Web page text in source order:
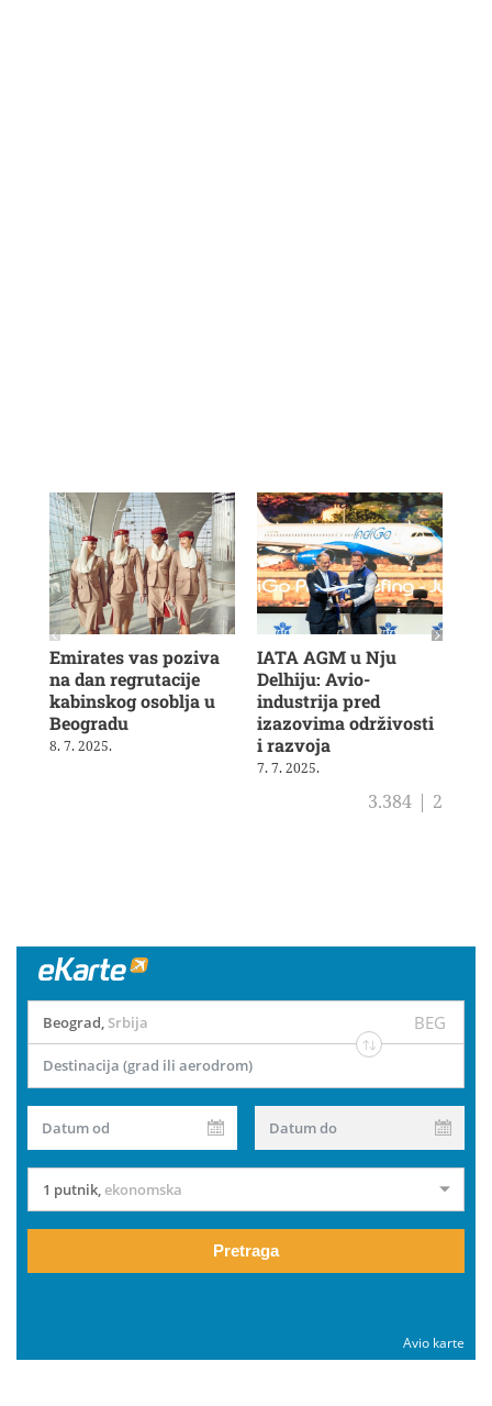
Emirates vas poziva
na dan regrutacije
kabinskog osoblja u
Beogradu
8. 7. 2025.
IATA AGM u Nju
Delhiju: Avio-
industrija pred
izazovima održivosti
i razvoja
7. 7. 2025.
3.384 | 2
Beograd, Srbija BEG
Destinacija (grad ili aerodrom)
Datum od Datum do
1 putnik,ekonomska
Pretraga
Avio karte